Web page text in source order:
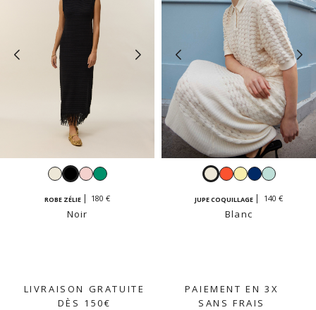
BlancNoirRoseÉmeraude
ROBE ZÉLIE 180 €
Noir
BlancGrenadine
JauneNavyVert
JUPE COQUILLAGE 140 €
Blanc
LIVRAISON GRATUITE
DÈS 150€
PAIEMENT EN 3X
SANS FRAIS